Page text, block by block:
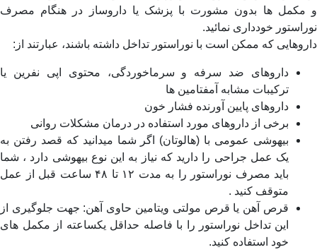
ها بدون مشورت با پزشک یا داروساز در هنگام مصرف
خوددارى نمائید.
که ممکن است با نوراستور تداخل داشته باشند، عبارتند از:
داروهاى ضد سرفه و سرماخوردگى، محتوى اپى نفرین یا
ترکیبات مشابه آمفتامین ها
داروهاى پایین آورنده فشار خون
برخى از داروهاى مورد استفاده در درمان مشکلات روانى
بیهوشى عمومى با (هالوتان) اگر شما میدانید که قصد رفتن به
یک عمل جراحى را دارید که نیاز به این نوع بیهوشى دارد ، شما
باید مصرف نوراستور را به مدت ۱۲ تا ۴۸ ساعت قبل از عمل
متوقف کنید .
قرص آهن یا قرص مولتى ویتامین حاوی آهن: جهت جلوگیری از
این تداخل نوراستور را با فاصله حداقل یکساعته از مکمل های
خود استفاده کنید.